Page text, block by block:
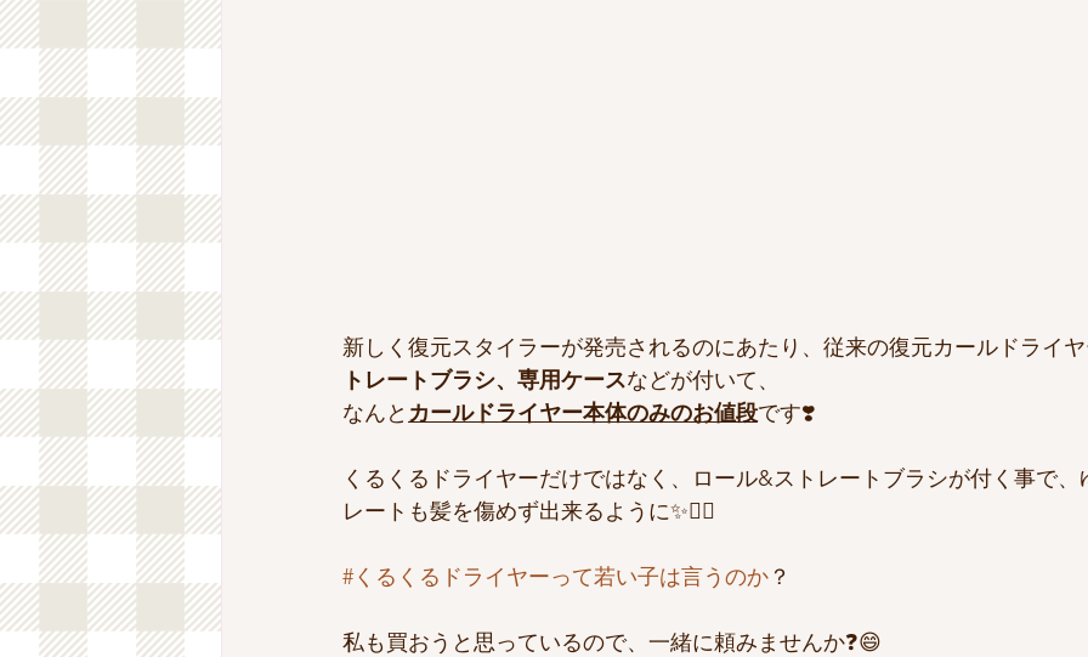
新しく復元スタイラーが発売されるのにあたり、従来の復元カールドライ
トレートブラシ、専用ケースなどが付いて、
なんと カールドライヤー本体のみのお値段です❣️
くるくるドライヤーだけではなく、ロール&ストレートブラシが付く事で
レートも髪を傷めず出来るように✨💇‍♀️
#くるくるドライヤーって若い子は言うのか ？
私も買おうと思っているので、一緒に頼みませんか❓😄